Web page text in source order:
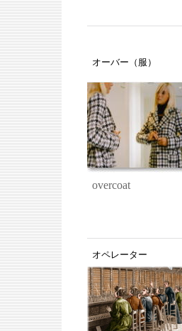
オーバー（服）
overcoat
オペレーター